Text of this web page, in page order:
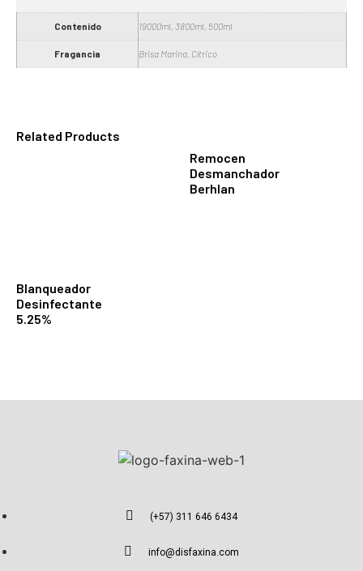
Related Products
Remocen
Desmanchador
Berhlan
Blanqueador
Desinfectante
5.25%
Contenido 19000ml, 3800ml, 500ml
Fragancia Brisa Marina, Cítrico
(+57) 311 646 6434
info@disfaxina.com